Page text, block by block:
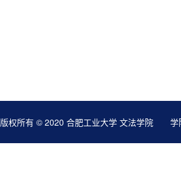
版权所有 © 2020 合肥工业大学 文法学院